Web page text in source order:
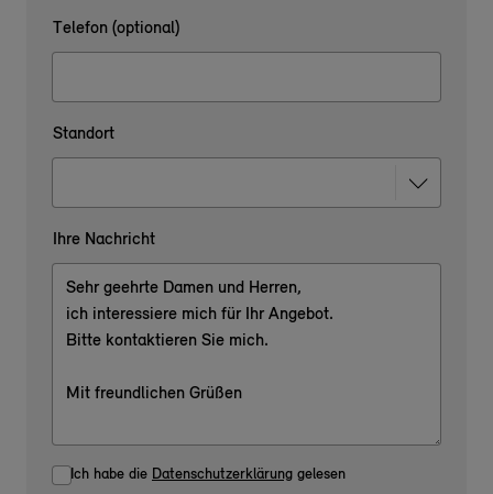
Telefon (optional)
Standort
Ihre Nachricht
Ich habe die Datenschutzerklärung gelesen